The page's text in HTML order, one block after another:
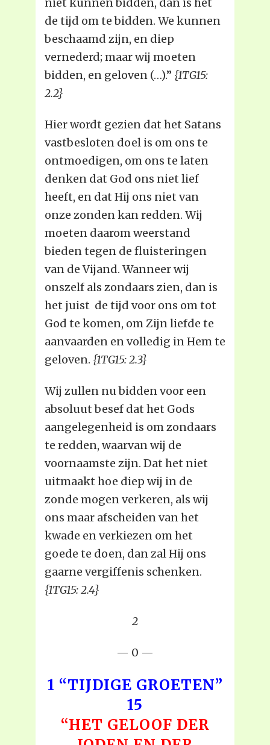
niet kunnen bidden, dàn is het
de tijd om te bidden. We kunnen
beschaamd zijn, en diep
vernederd; maar wij moeten
bidden, en geloven (…).” {1TG15:
2.2}
Hier wordt gezien dat het Satans
vastbesloten doel is om ons te
ontmoedigen, om ons te laten
denken dat God ons niet lief
heeft, en dat Hij ons niet van
onze zonden kan redden. Wij
moeten daarom weerstand
bieden tegen de fluisteringen
van de Vijand. Wanneer wij
onszelf als zondaars zien, dan is
het juist de tijd voor ons om tot
God te komen, om Zijn liefde te
aanvaarden en volledig in Hem te
geloven. {1TG15: 2.3}
Wij zullen nu bidden voor een
absoluut besef dat het Gods
aangelegenheid is om zondaars
te redden, waarvan wij de
voornaamste zijn. Dat het niet
uitmaakt hoe diep wij in de
zonde mogen verkeren, als wij
ons maar afscheiden van het
kwade en verkiezen om het
goede te doen, dan zal Hij ons
gaarne vergiffenis schenken.
{1TG15: 2.4}
2
— 0 —
1 “TIJDIGE GROETEN”
15
“HET GELOOF DER